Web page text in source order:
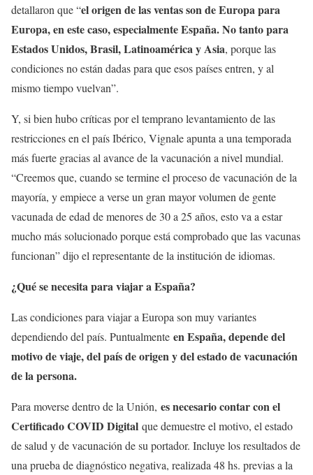
detallaron que “el origen de las ventas son de Europa para
Europa, en este caso, especialmente España. No tanto para
Estados Unidos, Brasil, Latinoamérica y Asia, porque las
condiciones no están dadas para que esos países entren, y al
mismo tiempo vuelvan”.
Y, si bien hubo críticas por el temprano levantamiento de las
restricciones en el país Ibérico, Vignale apunta a una temporada
más fuerte gracias al avance de la vacunación a nivel mundial.
“Creemos que, cuando se termine el proceso de vacunación de la
mayoría, y empiece a verse un gran mayor volumen de gente
vacunada de edad de menores de 30 a 25 años, esto va a estar
mucho más solucionado porque está comprobado que las vacunas
funcionan” dijo el representante de la institución de idiomas.
¿Qué se necesita para viajar a España?
Las condiciones para viajar a Europa son muy variantes
dependiendo del país. Puntualmente en España, depende del
motivo de viaje, del país de origen y del estado de vacunación
de la persona.
Para moverse dentro de la Unión, es necesario contar con el
Certificado COVID Digital que demuestre el motivo, el estado
de salud y de vacunación de su portador. Incluye los resultados de
una prueba de diagnóstico negativa, realizada 48 hs. previas a la